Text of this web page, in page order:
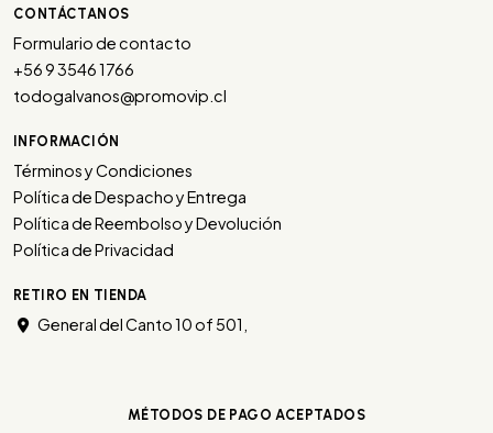
CONTÁCTANOS
Formulario de contacto
+56 9 3546 1766
todogalvanos@promovip.cl
INFORMACIÓN
Términos y Condiciones
Política de Despacho y Entrega
Política de Reembolso y Devolución
Política de Privacidad
RETIRO EN TIENDA
General del Canto 10 of 501,
MÉTODOS DE PAGO ACEPTADOS